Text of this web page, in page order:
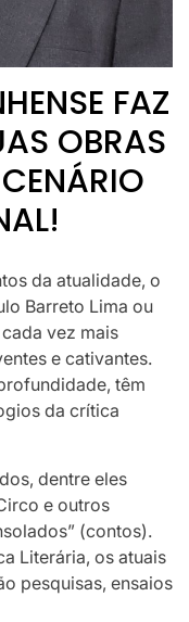
FAZ
OBRAS
da atualidade, o
Barreto Lima ou
vez mais
e cativantes.
têm
da crítica
dentre eles
e outros
(contos).
Literária, os atuais
pesquisas, ensaios